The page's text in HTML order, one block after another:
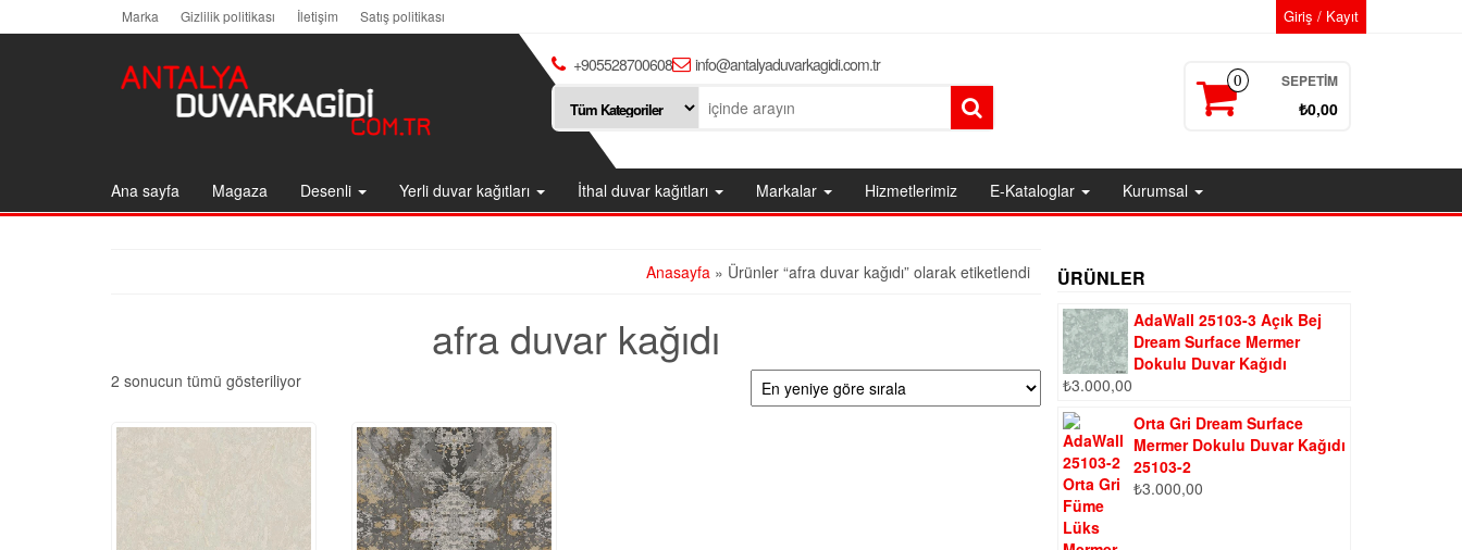
to
Marka Gizlilik politikası İletişim Satış politikası Giriş / Kayıt
+905528700608 info@antalyaduvarkagidi.com.tr
0 SEPETIM
₺0,00
Ana sayfa Magaza Desenli Yerli duvar kağıtları İthal duvar kağıtları Markalar Hizmetlerimiz E-Kataloglar Kurumsal
Anasayfa » Ürünler “afra duvar kağıdı” olarak etiketlendi
afra duvar kağıdı
2 sonucun tümü gösteriliyorEn
göre
sıralandı
ÜRÜNLER
AdaWall 25103-3 Açık Bej
Dream Surface Mermer
Dokulu Duvar Kağıdı
₺3.000,00
Orta Gri Dream Surface
Mermer Dokulu Duvar Kağıdı
25103-2
₺3.000,00